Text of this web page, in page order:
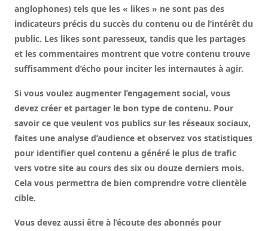
anglophones) tels que les « likes » ne sont pas des
indicateurs précis du succès du contenu ou de l’intérêt du
public. Les likes sont paresseux, tandis que les partages
et les commentaires montrent que votre contenu trouve
suffisamment d’écho pour inciter les internautes à agir.
Si vous voulez augmenter l’engagement social, vous
devez créer et partager le bon type de contenu. Pour
savoir ce que veulent vos publics sur les réseaux sociaux,
faites une analyse d’audience et observez vos statistiques
pour identifier quel contenu a généré le plus de trafic
vers votre site au cours des six ou douze derniers mois.
Cela vous permettra de bien comprendre votre clientèle
cible.
Vous devez aussi être à l’écoute des abonnés pour